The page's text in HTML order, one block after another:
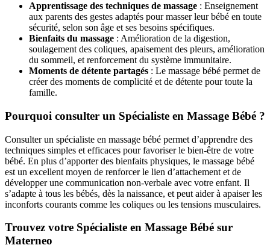
Apprentissage des techniques de massage : Enseignement
aux parents des gestes adaptés pour masser leur bébé en toute
sécurité, selon son âge et ses besoins spécifiques.
Bienfaits du massage : Amélioration de la digestion,
soulagement des coliques, apaisement des pleurs, amélioration
du sommeil, et renforcement du système immunitaire.
Moments de détente partagés : Le massage bébé permet de
créer des moments de complicité et de détente pour toute la
famille.
Pourquoi consulter un Spécialiste en Massage Bébé ?
Consulter un spécialiste en massage bébé permet d’apprendre des
techniques simples et efficaces pour favoriser le bien-être de votre
bébé. En plus d’apporter des bienfaits physiques, le massage bébé
est un excellent moyen de renforcer le lien d’attachement et de
développer une communication non-verbale avec votre enfant. Il
s’adapte à tous les bébés, dès la naissance, et peut aider à apaiser les
inconforts courants comme les coliques ou les tensions musculaires.
Trouvez votre Spécialiste en Massage Bébé sur
Materneo